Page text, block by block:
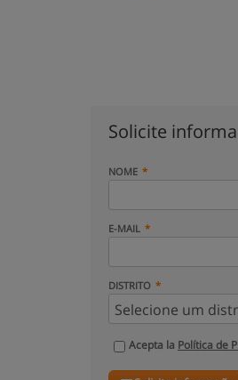
Solicite
NOME
E-MAIL
DISTRITO
Acepta la Política de